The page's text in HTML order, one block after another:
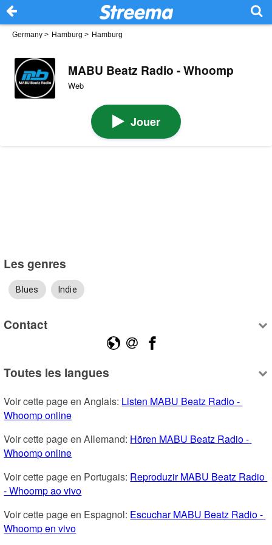
Germany > Hamburg > Hamburg
MABU Beatz Radio - Whoomp
Web
Jouer
Les genres
Blues Indie
Contact
Toutes les langues
Voir cette page en Anglais: Listen MABU Beatz Radio -
Whoomp online
Voir cette page en Allemand: Hören MABU Beatz Radio -
Whoomp online
Voir cette page en Portugais: Reproduzir MABU Beatz Radio
- Whoomp ao vivo
Voir cette page en Espagnol: Escuchar MABU Beatz Radio -
Whoomp en vivo